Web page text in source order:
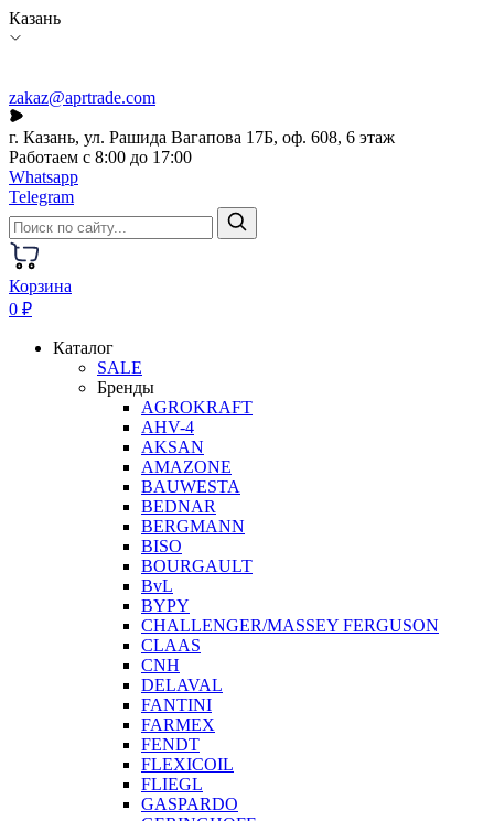
Казань
zakaz@aprtrade.com
г. Казань, ул. Рашида Вагапова 17Б, оф. 608, 6 этаж
Работаем с 8:00 до 17:00
Whatsapp
Telegram
Корзина
0 ₽
Каталог
SALE
Бренды
AGROKRAFT
AHV-4
AKSAN
AMAZONE
BAUWESTA
BEDNAR
BERGMANN
BISO
BOURGAULT
BvL
BYPY
CHALLENGER/MASSEY FERGUSON
CLAAS
CNH
DELAVAL
FANTINI
FARMEX
FENDT
FLEXICOIL
FLIEGL
GASPARDO